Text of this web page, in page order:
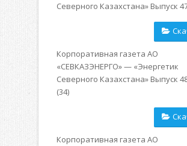
Северного Казахстана» Выпуск
Корпоративная газета АО
«СЕВКАЗЭНЕРГО» — «Энергетик
Северного Казахстана» Выпуск
(34)
Корпоративная газета АО